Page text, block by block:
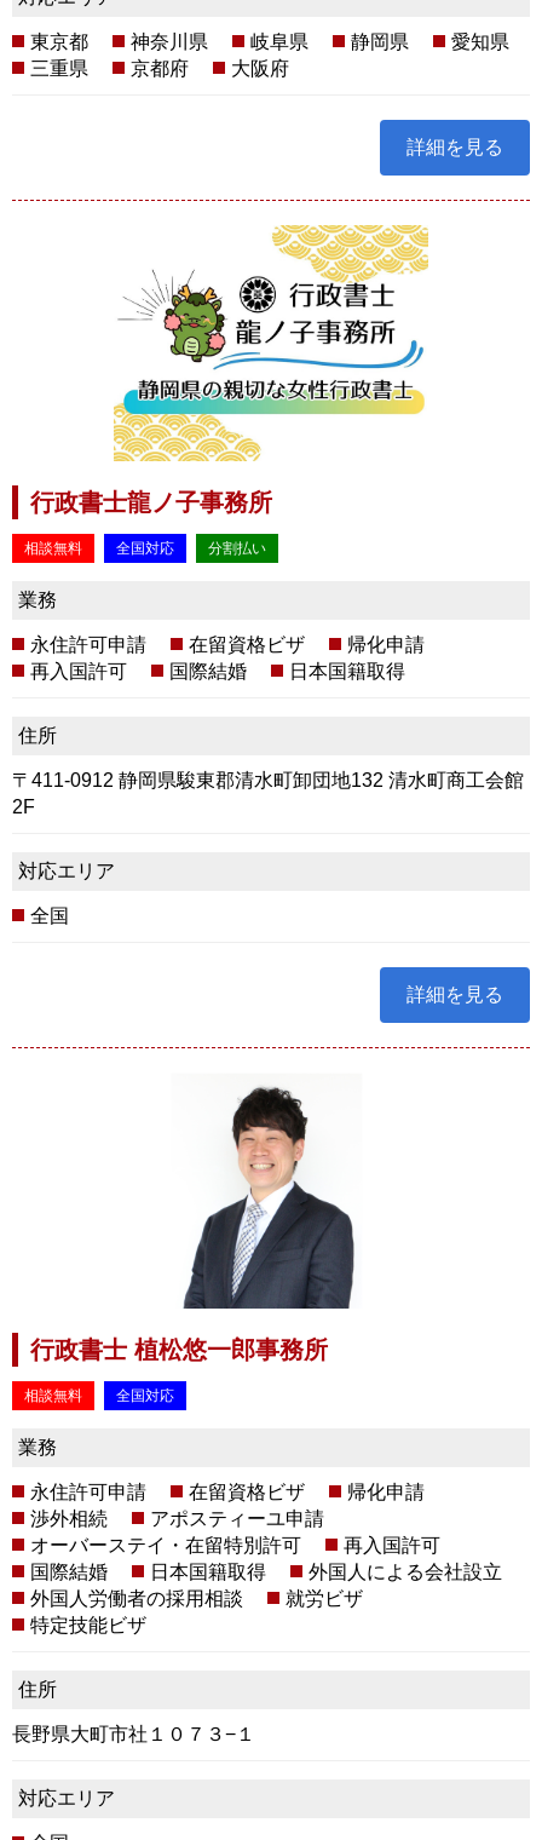
東京都 神奈川県 岐阜県 静岡県
愛知県
三重県
京都府 大阪府
詳細を見る
行政書士龍ノ子事務所
相談無料 全国対応 分割払い
業務
永住許可申請 在留資格ビザ
帰化申請
再入国許可
国際結婚 日本国籍取得
住所
〒411-0912 静岡県駿東郡清水町卸団地132 清水町商工会館
2F
対応エリア
全国
詳細を見る
行政書士 植松悠一郎事務所
相談無料 全国対応
業務
永住許可申請 在留資格ビザ
帰化申請
渉外相続
アポスティーユ申請
オーバーステイ・在留特別許可
再入国許可
国際結婚
日本国籍取得
外国人による会社設立
外国人労働者の採用相談
就労ビザ
特定技能ビザ
住所
長野県大町市社１０７３−１
対応エリア